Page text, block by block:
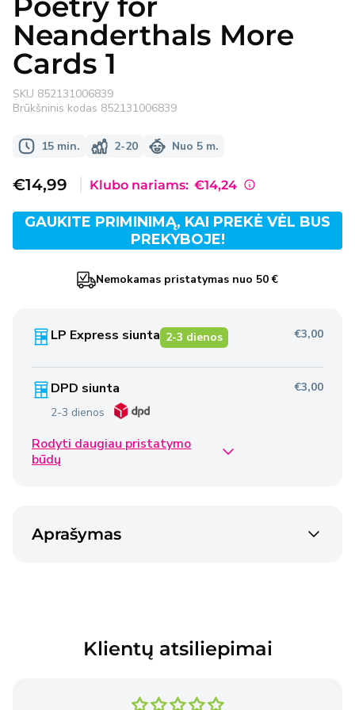
Neanderthals More
Cards 1
SKU 852131006839
Brūkšninis kodas 852131006839
15 min. 2-20 Nuo 5 m.
Išpardavimo
€14,99 Klubo nariams: €14,24
GAUKITE PRIMINIMĄ, KAI PREKĖ VĖL BUS
PREKYBOJE!
Nemokamas pristatymas nuo 50 €
LP Express siunta 2-3 dienos €3,00
DPD siunta
2-3 dienos
€3,00
Omniva siunta
Venipak siunta
2-3 dienos
Prekės pristatomos per 2–3 darbo dienas nuo
Pardavėjo sandėlyje nėra reikiamų prekių.
Rodyti daugiau pristatymo
būdų
Aprašymas
Klientų atsiliepimai